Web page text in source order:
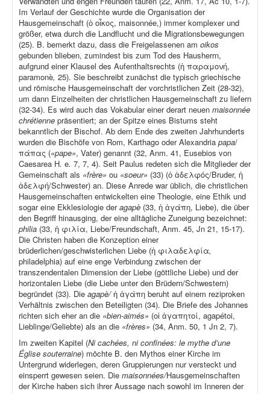
Im Verlauf der Geschichte wurde die Organisation der
Hausgemeinschaft (ὁ οἶκος, maisonnée,) immer komplexer und
größer, etwa durch die Landflucht und die Migrationsbewegungen
(25). B. bemerkt dazu, dass die Freigelassenen am oikos
gebunden blieben, zumindest bis zum Tod des Hausherrn,
aufgrund einer Klausel des Aufenthaltsrechts (ἡ παραμονή,
paramonè, 25). Sie beschreibt zunächst die typisch griechische
und römische Hausgemeinschaft der vorchristlichen Zeit (28-32),
um dann Einzelheiten der christlichen Hausgemeinschaft zu liefern
(32-34). Es wird auch das Vokabular einer derart neuen maisonnée
chrétienne präsentiert; an der Spitze eines Bistums steht
bekanntlich der Bischof. Ab dem Ende des zweiten Jahrhunderts
wurden die Bischöfe von Rom, Karthago oder Alexandria papa/
πάπας («pape», Vater) genannt (32, Anm. 41, Eusebios von
Caesarea H. e. 7, 7, 4). Seit Paulus redeten sich die Mitglieder der
Gemeinschaft als «frère» ou «soeur» (33) (ὁ ἀδελφός/Bruder, ἡ
ἀδελφή/Schwester) an. Diese Anrede war üblich, die christlichen
Hausgemeinschaften entwickelten eine Theologie, eine Ethik und
sogar eine Ekklesiologie deragapè (33, ἡ ἀγάπη, Liebe), die über
den Begriff hinausging, der eine alltägliche Zuneigung bezeichnet:
philia (33, ἡ φιλία, Liebe/Freundschaft, Anm. 45, Jn 21, 15-17).
Die Christen haben die Konzeption einer
brüderlichen/geschwisterlichen Liebe (ἡ φιλαδελφία,
philadelphia) auf eine enge Verbindung zwischen der
transzendentalen Dimension der Liebe (göttliche Liebe) und der
horizontalen Liebe (die Liebe unter den Brüdern/Schwestern)
begründet (33). Die agapè/ἡ ἀγάπη beruht auf einem reziproken
Verhältnis zwischen den Beteiligten (34). Die Briefe des Johannes
richten sich eher an die «bien-aimés» (οἱ ἀγαπητοί, agapétoi,
Lieblinge/Geliebte) als an die «frères» (34, Anm. 50, 1 Jn 2, 7).
Im zweiten Kapitel (Ni cachées, ni confinées: le mythe d’une
Église souterraine) möchte B. den Mythos einer Kirche im
Untergrund widerlegen, deren Gruppierungen nur versteckt und
einsperrt gewesen seien. Die maisonnées/Hausgemeinschaften
der Kirche haben sich ihrer Aussage nach sowohl im Inneren der